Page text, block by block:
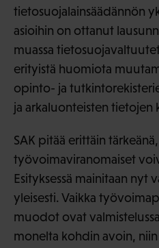
tietosuojalainsäädännön
asioihin on ottanut
muassa
erityistä huomiota
opinto- ja
ja arkaluonteisten tietojen
SAK pitää erittäin
työvoimaviranomaiset
Esityksessä mainitaan nyt
yleisesti. Vaikka
muodot ovat
monelta kohdin avoin, niin